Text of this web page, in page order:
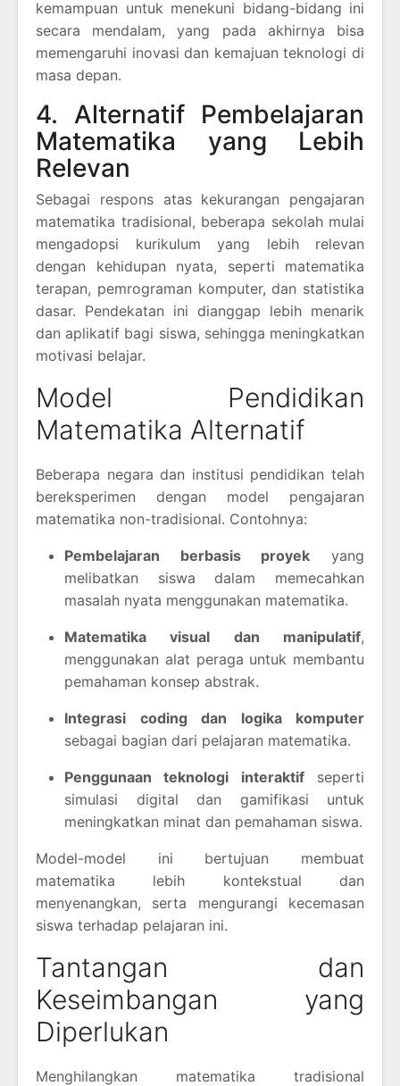
kemampuan untuk menekuni bidang-bidang ini
secara mendalam, yang pada akhirnya bisa
memengaruhi inovasi dan kemajuan teknologi di
masa depan.
4. Alternatif Pembelajaran
Matematika yang Lebih
Relevan
Sebagai respons atas kekurangan pengajaran
matematika tradisional, beberapa sekolah mulai
mengadopsi kurikulum yang lebih relevan
dengan kehidupan nyata, seperti matematika
terapan, pemrograman komputer, dan statistika
dasar. Pendekatan ini dianggap lebih menarik
dan aplikatif bagi siswa, sehingga meningkatkan
motivasi belajar.
Model Pendidikan
Matematika Alternatif
Beberapa negara dan institusi pendidikan telah
bereksperimen dengan model pengajaran
matematika non-tradisional. Contohnya:
Pembelajaran berbasis proyek yang
melibatkan siswa dalam memecahkan
masalah nyata menggunakan matematika.
Matematika visual dan manipulatif,
menggunakan alat peraga untuk membantu
pemahaman konsep abstrak.
Integrasi coding dan logika komputer
sebagai bagian dari pelajaran matematika.
Penggunaan teknologi interaktifseperti
simulasi digital dan gamifikasi untuk
meningkatkan minat dan pemahaman siswa.
Model-model ini bertujuan membuat
matematika lebih kontekstual dan
menyenangkan, serta mengurangi kecemasan
siswa terhadap pelajaran ini.
Tantangan dan
Keseimbangan yang
Diperlukan
Menghilangkan matematika tradisional